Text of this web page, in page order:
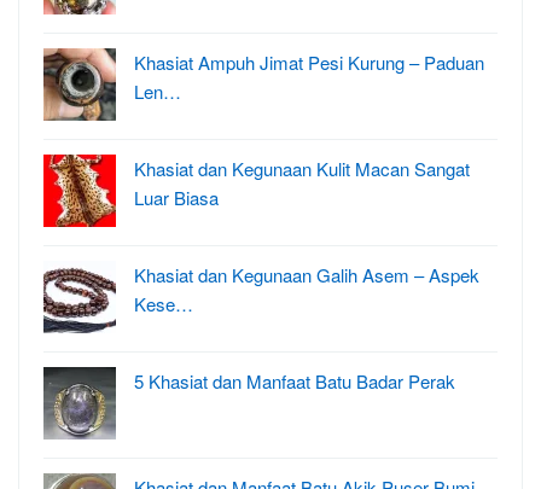
Khasiat Ampuh Jimat Pesi Kurung – Paduan
Len…
Khasiat dan Kegunaan Kulit Macan Sangat
Luar Biasa
Khasiat dan Kegunaan Galih Asem – Aspek
Kese…
5 Khasiat dan Manfaat Batu Badar Perak